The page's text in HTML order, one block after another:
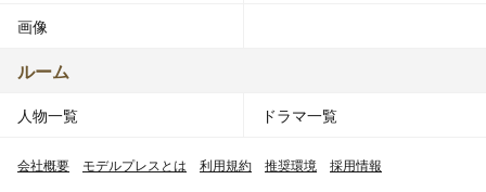
画像
ルーム
人物一覧 ドラマ一覧
会社概要 モデルプレスとは 利用規約 推奨環境 採用情報